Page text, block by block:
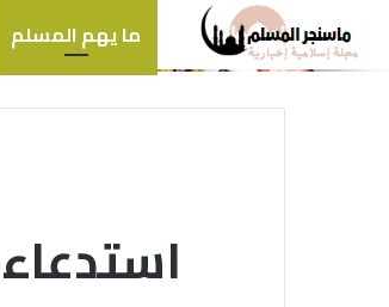
ما يهم المسلم